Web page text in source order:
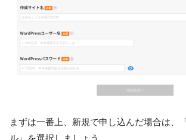
まずは一番上、新規で申し込んだ場合は、
ル」を選択しましょう。